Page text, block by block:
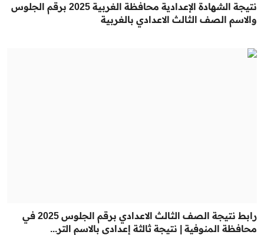
نتيجة الشهادة الإعدادية محافظة الغربية 2025 برقم الجلوس
والاسم الصف الثالث الاعدادي بالغربية
رابط نتيجة الصف الثالث الاعدادي برقم الجلوس 2025 في
محافظة المنوفية | نتيجة ثالثة إعدادي بالاسم التر...